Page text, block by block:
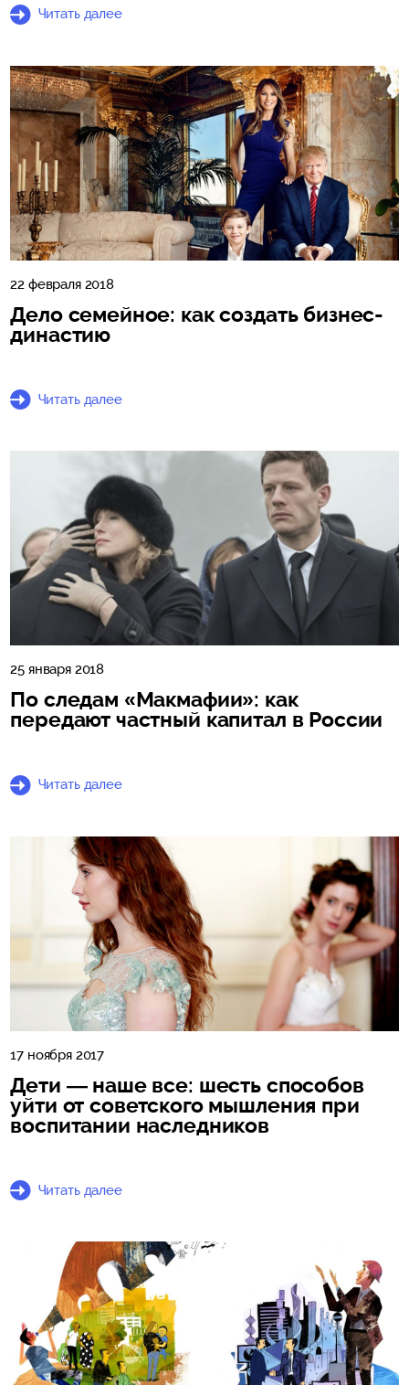
Читать далее
22 февраля 2018
Дело семейное: как создать бизнес-
династию
Читать далее
25 января 2018
По следам «Макмафии»: как
передают частный капитал в России
Читать далее
17 ноября 2017
Дети — наше все: шесть способов
уйти от советского мышления при
воспитании наследников
Читать далее